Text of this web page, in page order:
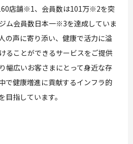
店舗※1、会員数は101万※2を突
ム会員数日本一※3を達成していま
の声に寄り添い、健康で活力に溢
ることができるサービスをご提供
幅広いお客さまにとって身近な存
で健康増進に貢献するインフラ的
目指しています。